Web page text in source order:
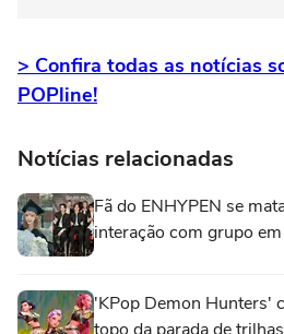
> Confira todas as notícias
POPline!
Notícias relacionadas
Fã do ENHYPEN se
interação com grupo
'KPop Demon Hunters'